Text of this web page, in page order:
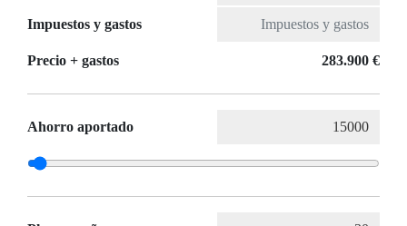
Impuestos y gastos
Precio + gastos 283.900 €
Ahorro aportado